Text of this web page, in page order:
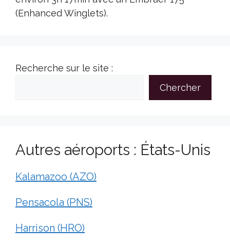
(Enhanced Winglets).
Recherche sur le site :
Chercher
Autres aéroports : États-Unis
Kalamazoo (AZO)
Pensacola (PNS)
Harrison (HRO)